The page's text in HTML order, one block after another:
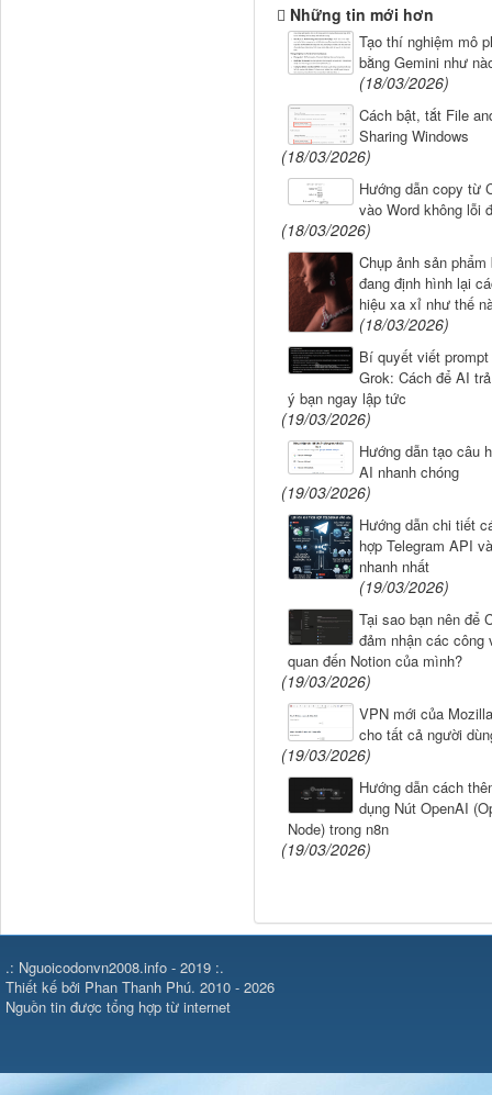
Những tin mới hơn
Tạo thí nghiệm mô
bằng Gemini như
(18/03/2026)
Cách bật, tắt File
Sharing Windows
(18/03/2026)
Hướng dẫn copy từ
vào Word không lỗi
(18/03/2026)
Chụp ảnh sản phẩm
đang định hình lại
hiệu xa xỉ như thế
(18/03/2026)
Bí quyết viết
Grok: Cách để AI
ý bạn ngay lập tức
(19/03/2026)
Hướng dẫn tạo câu
AI nhanh chóng
(19/03/2026)
Hướng dẫn chi tiết
hợp Telegram API
nhanh nhất
(19/03/2026)
Tại sao bạn nên để
đảm nhận các công
quan đến Notion của mình?
(19/03/2026)
VPN mới của
cho tất cả người
(19/03/2026)
Hướng dẫn cách
dụng Nút OpenAI
Node) trong n8n
(19/03/2026)
.: Nguoicodonvn2008.info - 2019 :.
Thiết kế bởi Phan Thanh Phú. 2010 - 2026
Nguồn tin được tổng hợp từ internet